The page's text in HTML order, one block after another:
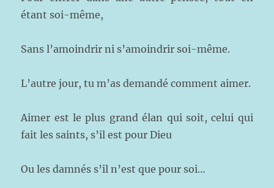
étant soi-même,
Sans l’amoindrir ni s’amoindrir soi-même.
L’autre jour, tu m’as demandé comment aimer.
Aimer est le plus grand élan qui soit, celui qui
fait les saints, s’il est pour Dieu
Ou les damnés s’il n’est que pour soi…